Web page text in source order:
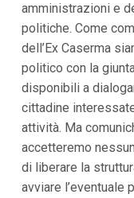
amministrazioni e
politiche. Come
dell’Ex Caserma
politico con la
disponibili a
cittadine
attività. Ma
accetteremo
di liberare la
avviare l’eventuale